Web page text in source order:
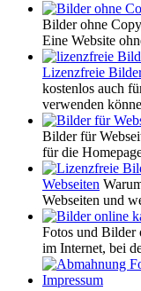
Bilder ohne
Eine Website
Lizenzfreie
kostenlos auch
verwenden
Bilder für
für die
Webseiten
Webseiten und
Fotos und Bilder
im Internet, bei